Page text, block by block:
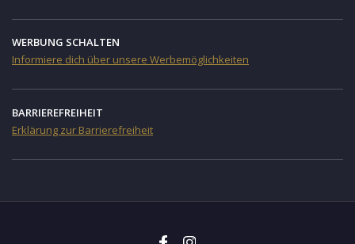
WERBUNG SCHALTEN
Informiere dich über unsere Werbemöglichkeiten
BARRIEREFREIHEIT
Erklärung zur Barrierefreiheit